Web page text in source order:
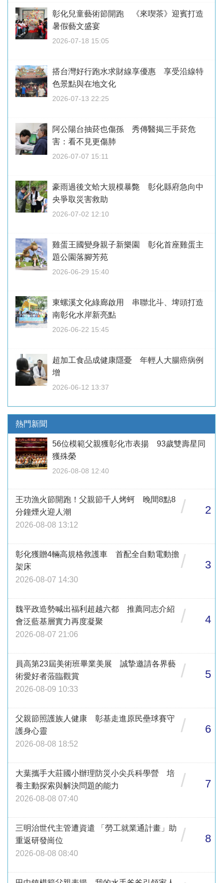
彰化兒童藝術節開跑 《來喫茶》迎賓打造
暑假藝文盛宴
2026-07-18 15:05
搭台灣好行跑水求財線享優惠 享受沿線特
色景點與在地文化
2026-07-13 22:25
阿公陽台抽菸也傷孫 秀傳醫揭三手菸危
害：看不見更傷肺
2026-07-07 15:11
豪雨過後文蛤大規模暴斃 彰化縣府急向中
央爭取災害救助
2026-07-02 12:10
雞蛋王國變身親子新樂園 彰化首座雞蛋主
題公園落腳芳苑
2026-06-29 15:40
東螺溪文化綠廊啟用 串聯北斗、埤頭打造
南彰化水岸新亮點
2026-06-22 15:45
超加工食品成健康隱憂 年輕人大腸癌病例
增
2026-06-12 13:37
熱門新聞
56位模範父親獲彰化市表揚 93歲雙壽星同
獲殊榮
2026-08-08 12:40
王功漁火節開跑！父親節千人烤蚵 晚間8點8
分鐘煙火迎人潮
2026-08-08 13:12
/ 2
彰化獲贈4輛高規格救護車 首配全自動電動擔
架床
2026-08-07 14:30
/ 3
魏平政造勢喊出福利超越六都 推薦同志介紹
會泛藍基層實力再度凝聚
2026-08-07 21:06
/ 4
員高第23屆美術班畢業美展 誠摯邀請各界藝
術愛好者蒞臨觀賞
2026-08-09 10:33
/ 5
父親節照護族人健康 彰基走進原民壘球賽守
護身心靈
2026-08-08 18:52
/ 6
大葉攜手大莊國小辦理防災小尖兵科學營 培
養主動探索與解決問題的能力
2026-08-08 07:40
/ 7
三明治世代主管遭資遣 「勞工就業通計畫」助
重返研發崗位
2026-08-08 08:40
/ 8